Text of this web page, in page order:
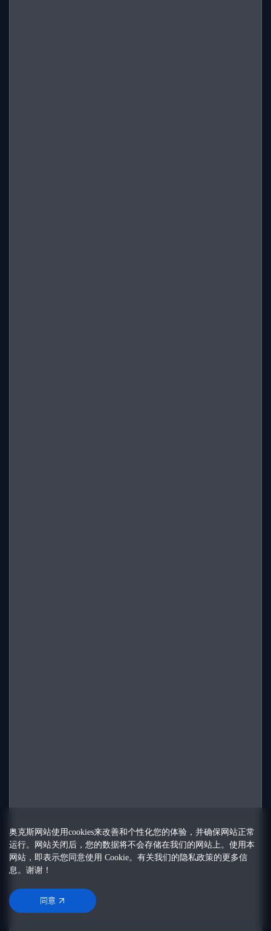
奥克斯网站使用cookies来改善和个性化您的体验，并确保网站正常
运行。网站关闭后，您的数据将不会存储在我们的网站上。使用本
网站，即表示您同意使用 Cookie。有关我们的 隐私政策的更多信
息。谢谢！
同意